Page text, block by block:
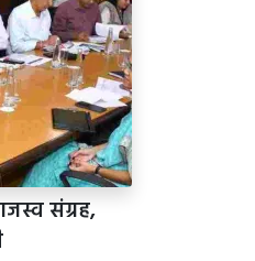
संग्रह,